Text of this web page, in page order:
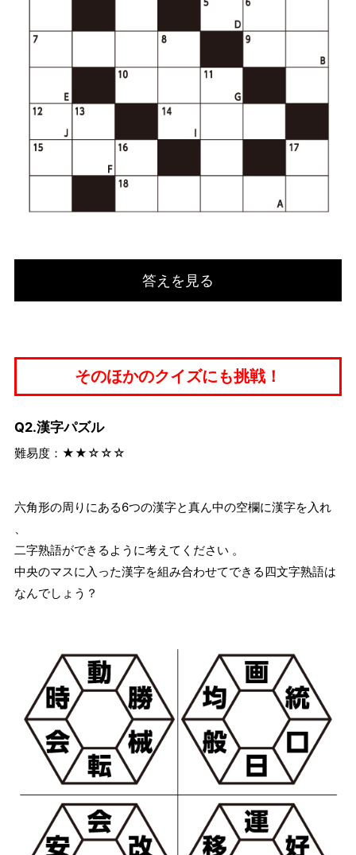
答えを見る
そのほかのクイズにも挑戦！
Q2.漢字パズル
難易度：★★☆☆☆
六角形の周りにある6つの漢字と真ん中の空欄に漢字を入れ
、
二字熟語ができるように考えてください 。
中央のマスに入った漢字を組み合わせてできる四文字熟語は
なんでしょう？